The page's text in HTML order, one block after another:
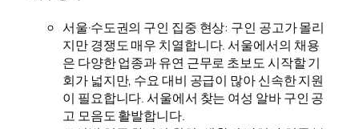
서울·수도권의 구인 집중 현상: 구인 공고가 몰리
지만 경쟁도 매우 치열합니다. 서울에서의 채용
은 다양한 업종과 유연 근무로 초보도 시작할 기
회가 넓지만, 수요 대비 공급이 많아 신속한 지원
이 필요합니다. 서울에서 찾는 여성 알바 구인 공
고 모음도 활발합니다.